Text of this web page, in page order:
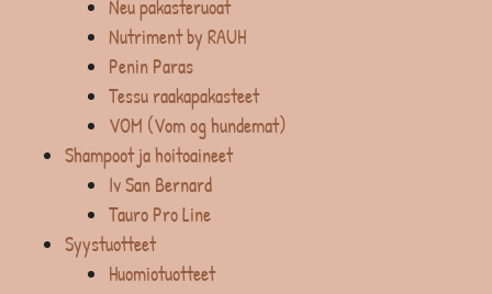
Neu pakasteruoat
Nutriment by RAUH
Penin Paras
Tessu raakapakasteet
VOM (Vom og hundemat)
Shampoot ja hoitoaineet
Iv San Bernard
Tauro Pro Line
Syystuotteet
Huomiotuotteet